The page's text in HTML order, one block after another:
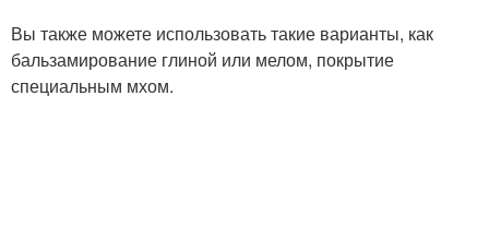
Вы также можете использовать такие варианты, как
бальзамирование глиной или мелом, покрытие
специальным мхом.